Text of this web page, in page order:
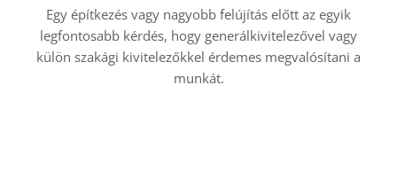
Egy építkezés vagy nagyobb felújítás előtt az egyik
legfontosabb kérdés, hogy generálkivitelezővel vagy
külön szakági kivitelezőkkel érdemes megvalósítani a
munkát.